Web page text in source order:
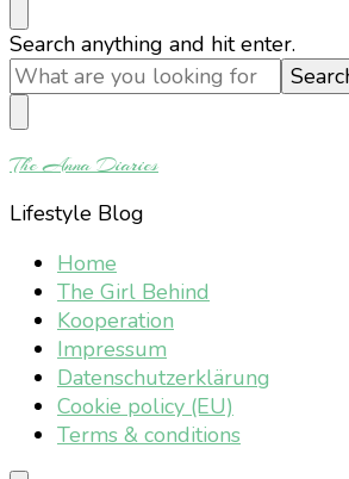
Looking
for
Something?
Search anything and hit enter.
The Anna Diaries
Lifestyle Blog
Home
The Girl Behind
Kooperation
Impressum
Datenschutzerklärung
Cookie policy (EU)
Terms & conditions